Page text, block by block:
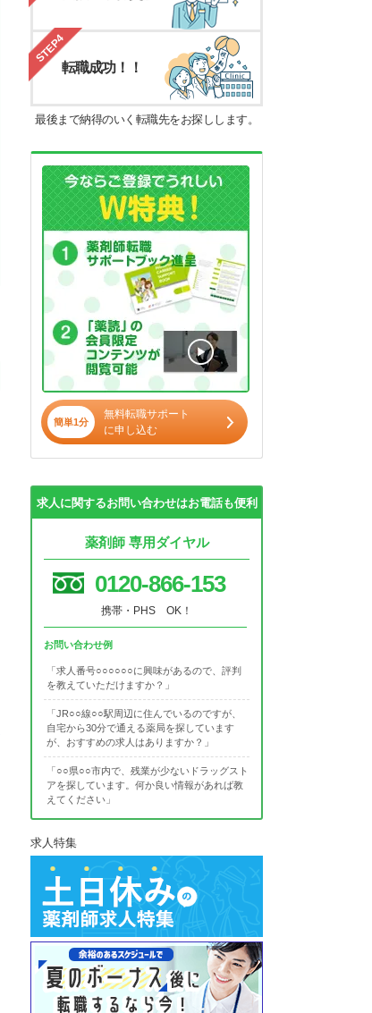
STEP4
転職成功！！
最後まで納得のいく転職先をお探しします。
簡単1分
無料転職サポート
に申し込む
求人に関するお問い合わせはお電話も便利
薬剤師 専用ダイヤル
0120-866-153
携帯・PHS OK！
お問い合わせ例
「求人番号○○○○○○に興味があるので、評判
を教えていただけますか？」
「JR○○線○○駅周辺に住んでいるのですが、
自宅から30分で通える薬局を探しています
が、おすすめの求人はありますか？」
「○○県○○市内で、残業が少ないドラッグスト
アを探しています。何か良い情報があれば教
えてください」
求人特集